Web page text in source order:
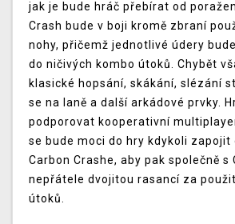
jak je bude hráč přebírat od
Crash bude v boji kromě zbraní
nohy, přičemž jednotlivé údery
do ničivých kombo útoků. Chybět
klasické hopsání, skákání, slézání
se na laně a další arkádové prvky.
podporovat kooperativní
se bude moci do hry kdykoli zapojit
Carbon Crashe, aby pak společně s
nepřátele dvojitou rasancí za
útoků.